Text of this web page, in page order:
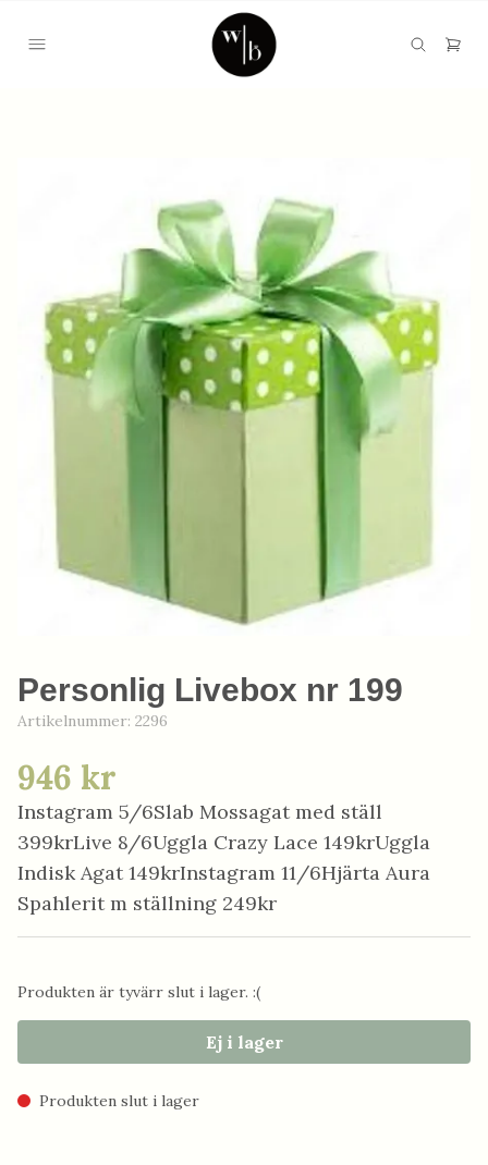
Personlig Livebox nr 199
Artikelnummer: 2296
946 kr
Instagram 5/6Slab Mossagat med ställ
399krLive 8/6Uggla Crazy Lace 149krUggla
Indisk Agat 149krInstagram 11/6Hjärta Aura
Spahlerit m ställning 249kr
Produkten är tyvärr slut i lager. :(
Ej i lager
Produkten slut i lager